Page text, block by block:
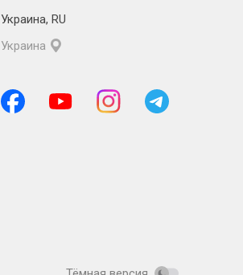
Украина, RU
Украина